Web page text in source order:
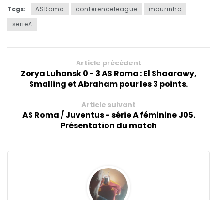
Tags: ASRoma conferenceleague
mourinho
serieA
Article précédent
Zorya Luhansk 0 - 3 AS Roma : El Shaarawy,
Smalling et Abraham pour les 3 points.
Article suivant
AS Roma / Juventus - série A féminine J05.
Présentation du match